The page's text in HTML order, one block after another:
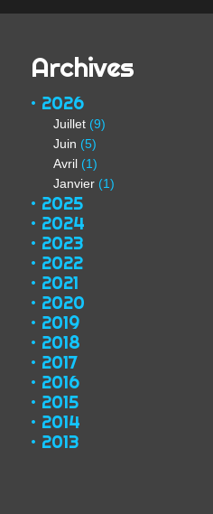
Archives
2026
Juillet (9)
Juin (5)
Avril (1)
Janvier (1)
2025
2024
2023
2022
2021
2020
2019
2018
2017
2016
2015
2014
2013